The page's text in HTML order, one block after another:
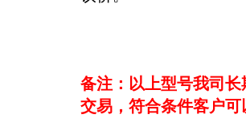
备注：以上型号我司
交易，符合条件客户